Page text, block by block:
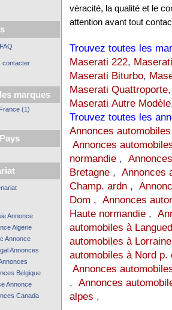
contacter
marques
(1)
Annonce
Algerie
Annonce
Annonces
Belgique
Annonce
Canada
véracité, la qualité et le
attention avant tout
Trouvez toutes les
Maserati 222,
Maserati Biturbo,
Maserati Quattroporte
Maserati Autre Modèle
Trouvez toutes les
Annonces
Annonces
normandie,
Bretagne, Annonces
Champ. ardn,
Dom , Annonces
Haute normandie,
automobiles à
automobiles à Lorraine
automobiles à Nord p.
Annonces
, Annonces
alpes ,